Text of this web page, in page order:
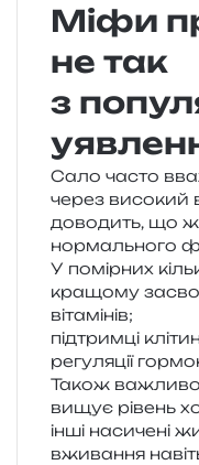
Міфи
не так
з
Сало часто
через висо­кий
дово­дить, що
нор­маль­но­го
У помір­них
кра­що­му
вітамінів;
під­трим­ці
регу­ля­ції
Також важли­во
ви­щує рівень
інші наси­че­ні
вжи­ва­н­ня